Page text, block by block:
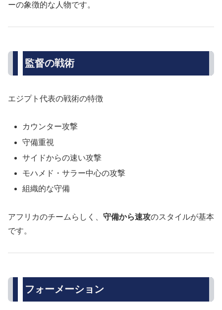
ーの象徴的な人物です。
監督の戦術
エジプト代表の戦術の特徴
カウンター攻撃
守備重視
サイドからの速い攻撃
モハメド・サラー中心の攻撃
組織的な守備
アフリカのチームらしく、 守備から速攻のスタイルが基本
です。
フォーメーション